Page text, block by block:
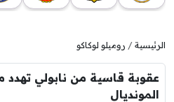
الرئيسية روميلو لوكاكو
عقوبة قاسية من نابولي تهدد
المونديال